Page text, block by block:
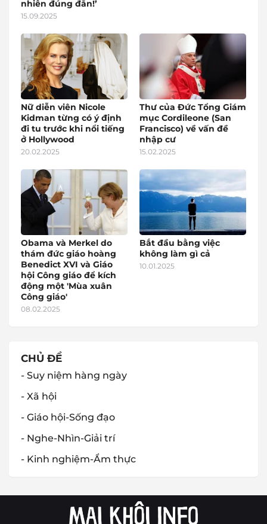
nhiên đúng đắn!’
15.09.2025
Nữ diễn viên Nicole
Kidman từng có ý định
đi tu trước khi nổi tiếng
ở Hollywood
20.02.2025
Thư của Đức Tổng Giám
mục Cordileone (San
Francisco) về vấn đề
nhập cư
15.02.2025
Obama và Merkel do
thám đức giáo hoàng
Benedict XVI và Giáo
hội Công giáo để kích
động một 'Mùa xuân
Công giáo'
08.02.2025
Bắt đầu bằng việc
không làm gì cả
10.01.2025
CHỦ ĐỀ
- Suy niệm hàng ngày
- Xã hội
- Giáo hội-Sống đạo
- Nghe-Nhìn-Giải trí
- Kinh nghiệm-Ẩm thực